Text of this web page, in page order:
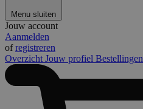
Menu sluiten
Jouw account
Aanmelden
ofregistreren
Overzicht Jouw profiel Bestellingen